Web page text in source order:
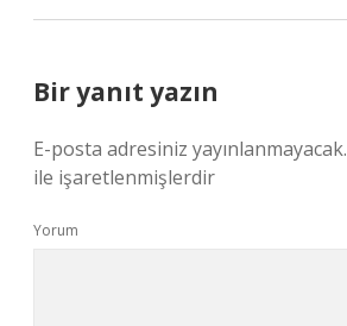
Bir yanıt yazın
E-posta adresiniz yayınlanmayacak.
ile işaretlenmişlerdir
Yorum